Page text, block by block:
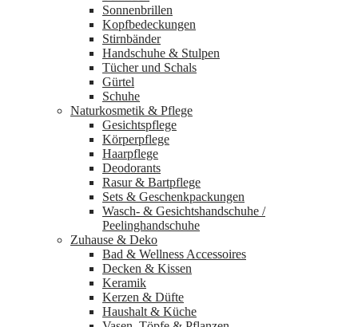
Sonnenbrillen
Kopfbedeckungen
Stirnbänder
Handschuhe & Stulpen
Tücher und Schals
Gürtel
Schuhe
Naturkosmetik & Pflege
Gesichtspflege
Körperpflege
Haarpflege
Deodorants
Rasur & Bartpflege
Sets & Geschenkpackungen
Wasch‑ & Gesichtshandschuhe /
Peelinghandschuhe
Zuhause & Deko
Bad & Wellness Accessoires
Decken & Kissen
Keramik
Kerzen & Düfte
Haushalt & Küche